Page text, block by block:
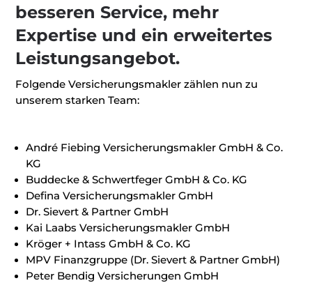
besseren Service, mehr
Expertise und ein erweitertes
Leistungsangebot.
Folgende Versicherungsmakler zählen nun zu
unserem starken Team:
André Fiebing Versicherungsmakler GmbH & Co.
KG
Buddecke & Schwertfeger GmbH & Co. KG
Defina Versicherungsmakler GmbH
Dr. Sievert & Partner GmbH
Kai Laabs Versicherungsmakler GmbH
Kröger + Intass GmbH & Co. KG
MPV Finanzgruppe (Dr. Sievert & Partner GmbH)
Peter Bendig Versicherungen GmbH